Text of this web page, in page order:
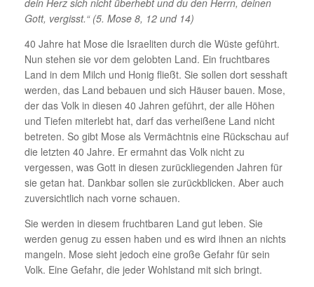
dein Herz sich nicht überhebt und du den Herrn, deinen
Gott, vergisst.“ (5. Mose 8, 12 und 14)
40 Jahre hat Mose die Israeliten durch die Wüste geführt.
Nun stehen sie vor dem gelobten Land. Ein fruchtbares
Land in dem Milch und Honig fließt. Sie sollen dort sesshaft
werden, das Land bebauen und sich Häuser bauen. Mose,
der das Volk in diesen 40 Jahren geführt, der alle Höhen
und Tiefen miterlebt hat, darf das verheißene Land nicht
betreten. So gibt Mose als Vermächtnis eine Rückschau auf
die letzten 40 Jahre. Er ermahnt das Volk nicht zu
vergessen, was Gott in diesen zurückliegenden Jahren für
sie getan hat. Dankbar sollen sie zurückblicken. Aber auch
zuversichtlich nach vorne schauen.
Sie werden in diesem fruchtbaren Land gut leben. Sie
werden genug zu essen haben und es wird ihnen an nichts
mangeln. Mose sieht jedoch eine große Gefahr für sein
Volk. Eine Gefahr, die jeder Wohlstand mit sich bringt.